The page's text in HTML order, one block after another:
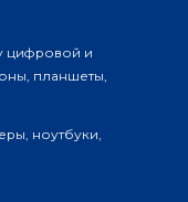
цифровой и
планшеты,
ноутбуки,